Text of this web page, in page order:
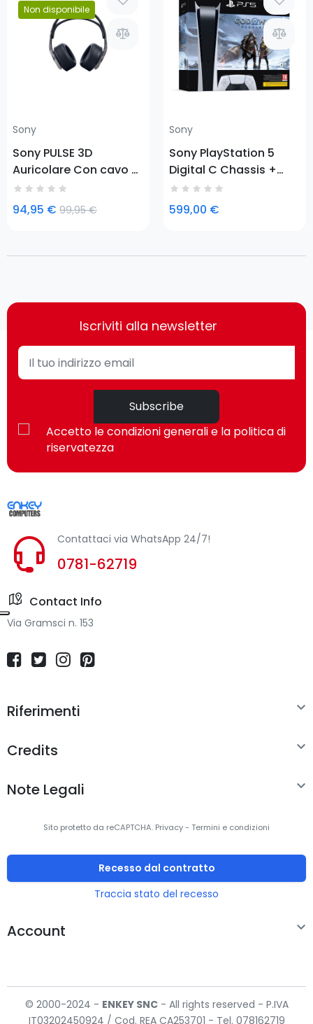
Non disponibile
Sony
Sony PULSE 3D
Auricolare Con cavo e
senza cavo A
Padiglione Giocare
USB tipo-C Mimetico,
94,95 € 99,95 €
Prezzo
Sony
Sony PlayStation 5
Digital C Chassis +
God of War Ragnarök
825 GB Nero, Bianco
599,00 €
Iscriviti alla newsletter
Subscribe
Accetto le condizioni generali e la politica di
riservatezza
Contattaci via WhatsApp 24/7!
0781-62719
Contact Info
Via Gramsci n. 153
Riferimenti 
Credits 
Note Legali 
Sito protetto da reCAPTCHA. Privacy- Termini e condizioni
Recesso dal contratto
Traccia stato del recesso
Account 
© 2000-2024 - ENKEYSNC- All rights reserved - P.IVA
IT03202450924 / Cod. REA CA253701 - Tel. 078162719